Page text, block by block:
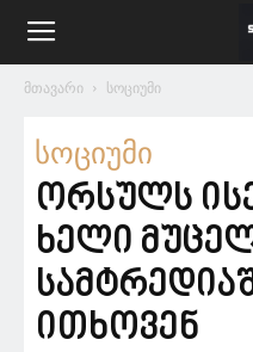
მთავარი სოციუმი
სოციუმი
ორსულს
ხელი
ითხოვენ